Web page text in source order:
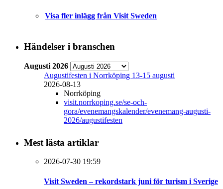
Visa fler inlägg från Visit Sweden
Händelser i branschen
Augusti 2026
Augustifesten i Norrköping 13-15 augusti
2026-08-13
Norrköping
visit.norrkoping.se/se-och-
gora/evenemangskalender/evenemang-augusti-
2026/augustifesten
Mest lästa artiklar
2026-07-30 19:59
Visit Sweden – rekordstark juni för turism i Sverige